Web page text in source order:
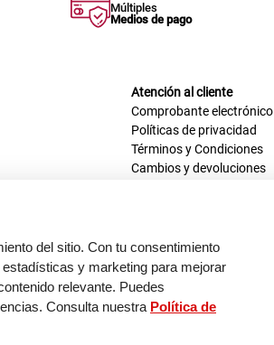
del sitio. Con tu consentimiento
y marketing para mejorar
relevante. Puedes
Consulta nuestra Política de
Múltiples
Medios de pago
La Victoria
p.m.
Atención al cliente
Comprobante electrónico
Políticas de privacidad
Términos y Condiciones
Cambios y devoluciones